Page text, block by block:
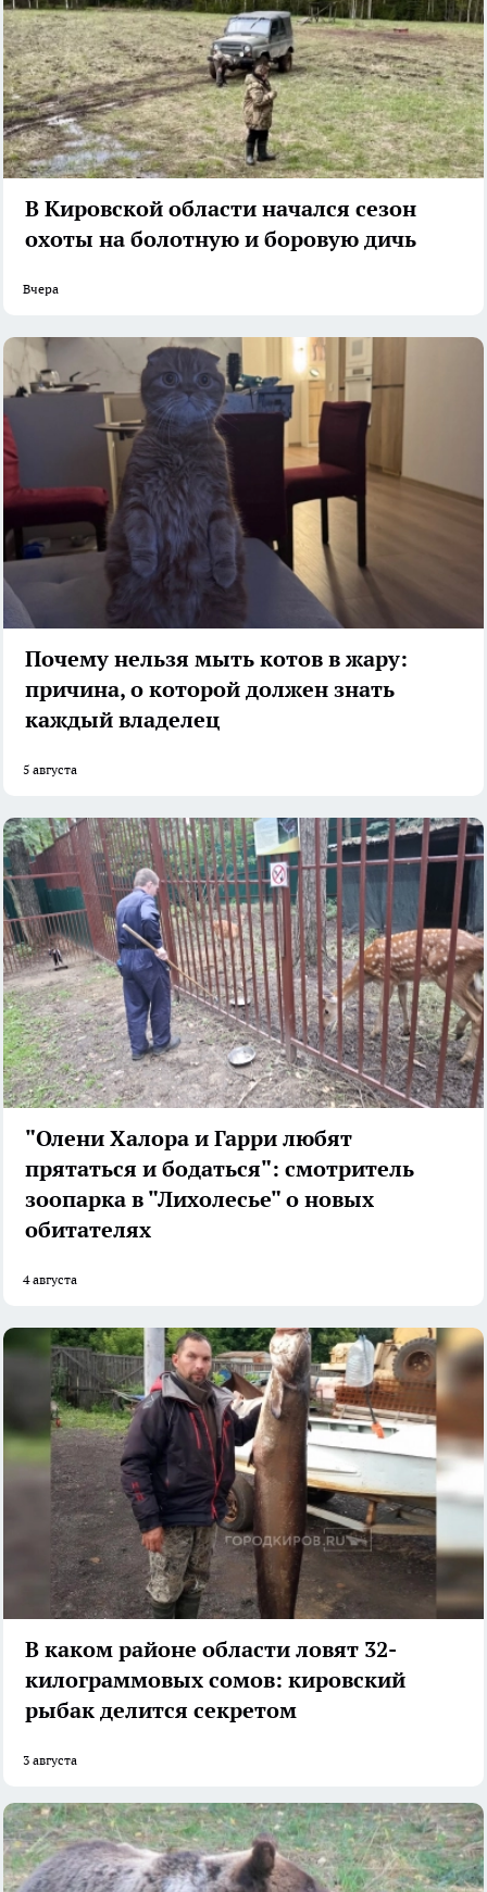
В Кировской области начался сезон
охоты на болотную и боровую дичь
Вчера
Почему нельзя мыть котов в жару:
причина, о которой должен знать
каждый владелец
5 августа
"Олени Халора и Гарри любят
прятаться и бодаться": смотритель
зоопарка в "Лихолесье" о новых
обитателях
4 августа
В каком районе области ловят 32-
килограммовых сомов: кировский
рыбак делится секретом
3 августа